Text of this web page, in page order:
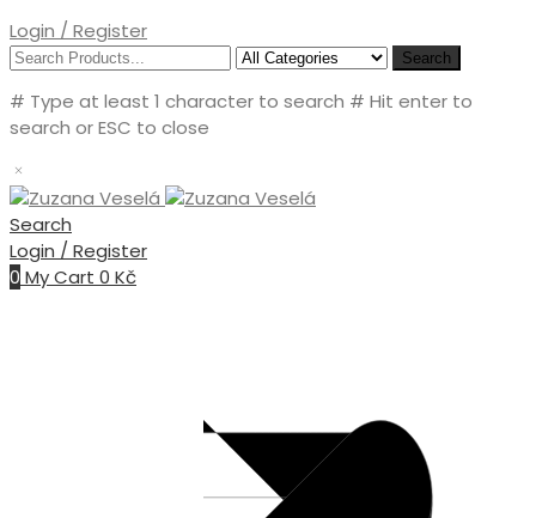
Login / Register
Search
# Type at least 1 character to search # Hit enter to
search or ESC to close
Search
Login / Register
0 My Cart 0 Kč